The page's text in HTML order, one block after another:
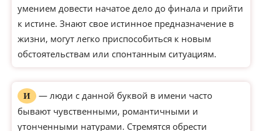
умением довести начатое дело до финала и прийти
к истине. Знают свое истинное предназначение в
жизни, могут легко приспособиться к новым
обстоятельствам или спонтанным ситуациям.
И
— люди с данной буквой в имени часто
бывают чувственными, романтичными и
утонченными натурами. Стремятся обрести